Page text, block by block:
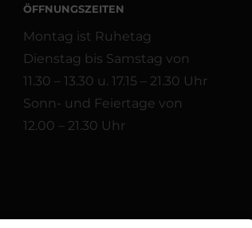
ÖFFNUNGSZEITEN
Montag ist Ruhetag
Dienstag bis Samstag von
11.30 – 13.30 u. 17.15 – 21.30 Uhr
Sonn- und Feiertage von
12.00 – 21.30 Uhr